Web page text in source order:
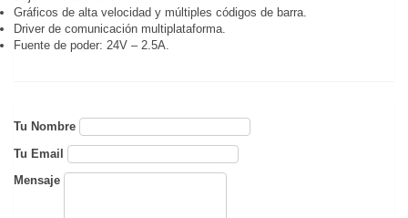
Gráficos de alta velocidad y múltiples códigos de barra.
Driver de comunicación multiplataforma.
Fuente de poder: 24V – 2.5A.
Tu Nombre
Tu Email
Mensaje